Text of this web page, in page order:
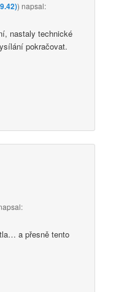
)napsal:
nastaly technické
pokračovat.
a přesně tento